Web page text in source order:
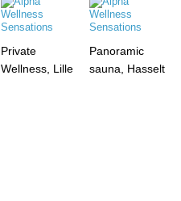
Private
Wellness, Lille
Panoramic
sauna, Hasselt